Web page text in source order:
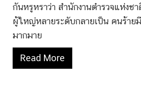
กันหรูหราว่า สำนักงานตำรวจแห่งช
ผู้ใหญ่หลายระดับกลายเป็น คนร้าย
มากมาย
Read More